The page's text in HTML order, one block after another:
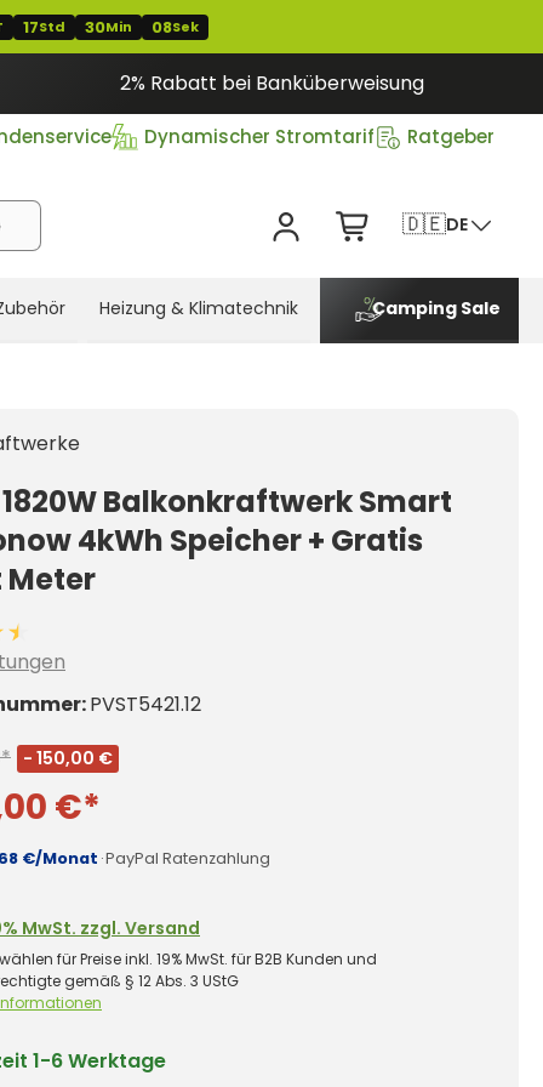
17Std 30Min 07Sek
2% Rabatt bei Banküberweisung
Dynamischer Stromtarif Ratgeber
🇩🇪DE
Heizung & Klimatechnik Camping Sale
Balkonkraftwerk Smart
4kWh Speicher + Gratis
Meter
Bewertung von 4.5 von 5 Sternen
PVST5421.12
- 150,00 €
€*
€/Monat ·PayPal Ratenzahlung
MwSt. zzgl. Versand
für Preise inkl. 19% MwSt. für B2B Kunden und
gemäß § 12 Abs. 3 UStG
1-6 Werktage